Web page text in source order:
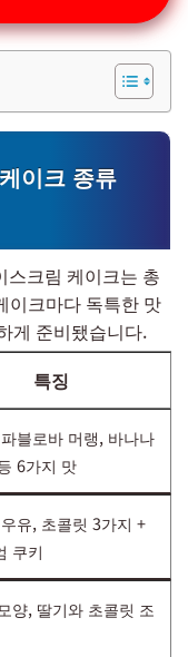
이크 종류
크림 케이크는 총
이크마다 독특한 맛
게 준비됐습니다.
특징
블로바 머랭, 바나나
6가지 맛
유, 초콜릿 3가지 +
쿠키
양, 딸기와 초콜릿 조